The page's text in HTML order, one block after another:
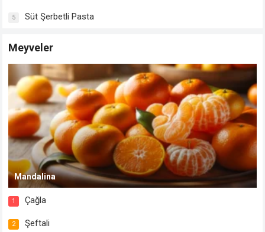
5 Süt Şerbetli Pasta
Meyveler
Mandalina
1 Çağla
2 Şeftali